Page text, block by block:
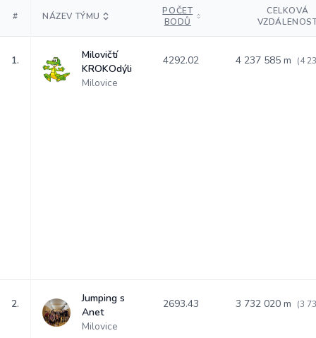
# NÁZEV TÝMU
POČET
BODŮ
CELKOVÁ
1.
Milovičtí
KROKOdýli
Milovice
4292.02 4 237 585 m (4
2.
Jumping s
Anet
Milovice
2693.43 3 732 020 m (3